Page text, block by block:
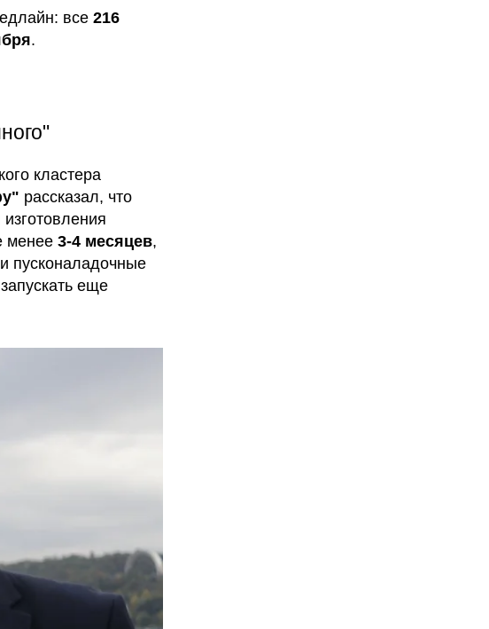
все 216
.
кластера
рассказал, что
менее 3-4 месяцев,
пусконаладочные
еще